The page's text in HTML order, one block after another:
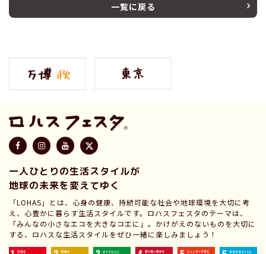
一覧に戻る
一人ひとりの生活スタイルが
地球の未来を変えてゆく
「LOHAS」とは、心身の健康、持続可能な社会や地球環境を大切に考
え、心豊かに暮らす生活スタイルです。ロハスフェスタのテーマは、
「みんなの小さなエコを大きなコエに」。かけがえのないものを大切に
する、ロハスな生活スタイルをぜひ一緒に楽しみましょう！